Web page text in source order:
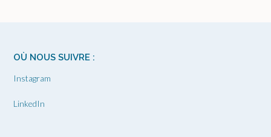
OÙ NOUS SUIVRE :
Instagram
LinkedIn